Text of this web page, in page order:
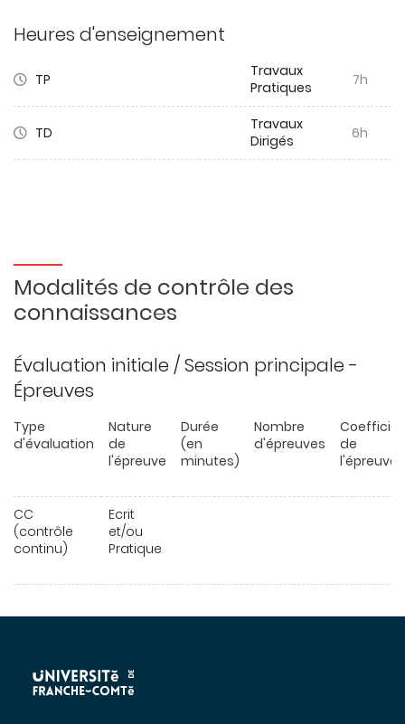
Heures d'enseignement
TP
Travaux
Pratiques
7h
TD
Travaux
Dirigés
6h
Modalités de contrôle des
connaissances
Évaluation initiale / Session principale -
Épreuves
Type
d'évaluation
Nature
de
l'épreuve
Durée
(en
minutes)
Nombre
d'épreuves
de
l'épreuve
CC
(contrôle
continu)
Ecrit
et/ou
Pratique